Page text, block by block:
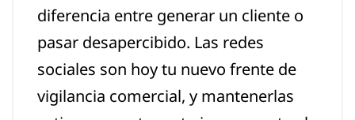
diferencia entre generar un cliente o
pasar desapercibido. Las redes
sociales son hoy tu nuevo frente de
vigilancia comercial, y mantenerlas